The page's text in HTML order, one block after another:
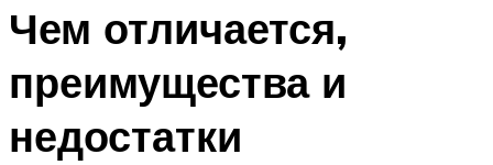
Чем отличается,
преимущества и
недостатки